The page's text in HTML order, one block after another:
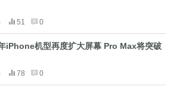
51 0
iPhone机型再度扩大屏幕 Pro Max将突破
78 0